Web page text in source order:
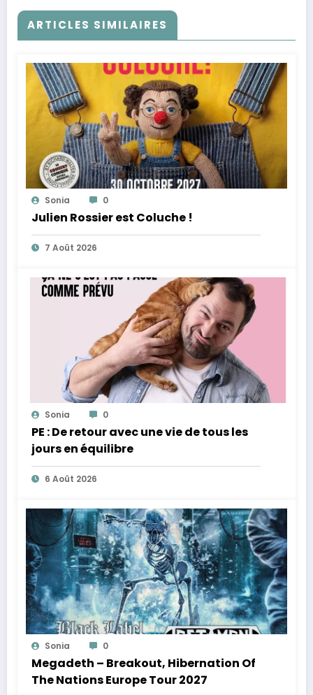
ARTICLES SIMILAIRES
Sonia 0
Julien Rossier est Coluche !
7 Août 2026
Sonia 0
PE : De retour avec une vie de tous les
jours en équilibre
6 Août 2026
Sonia 0
Megadeth – Breakout, Hibernation Of
The Nations Europe Tour 2027